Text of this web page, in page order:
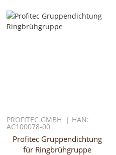
PROFITEC GMBH | HAN:
AC100078-00
Profitec Gruppendichtung
für Ringbrühgruppe